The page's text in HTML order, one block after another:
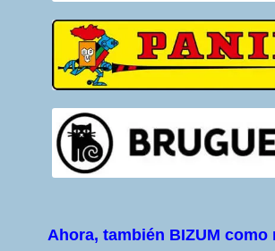
Ahora, también BIZUM como